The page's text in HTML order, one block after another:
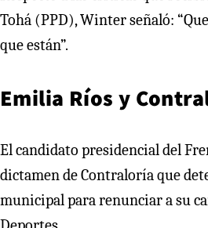
Tohá (PPD), Winter señaló:
que están”.
Emilia Ríos y
El candidato presidencial del
dictamen de Contraloría que
municipal para renunciar a su